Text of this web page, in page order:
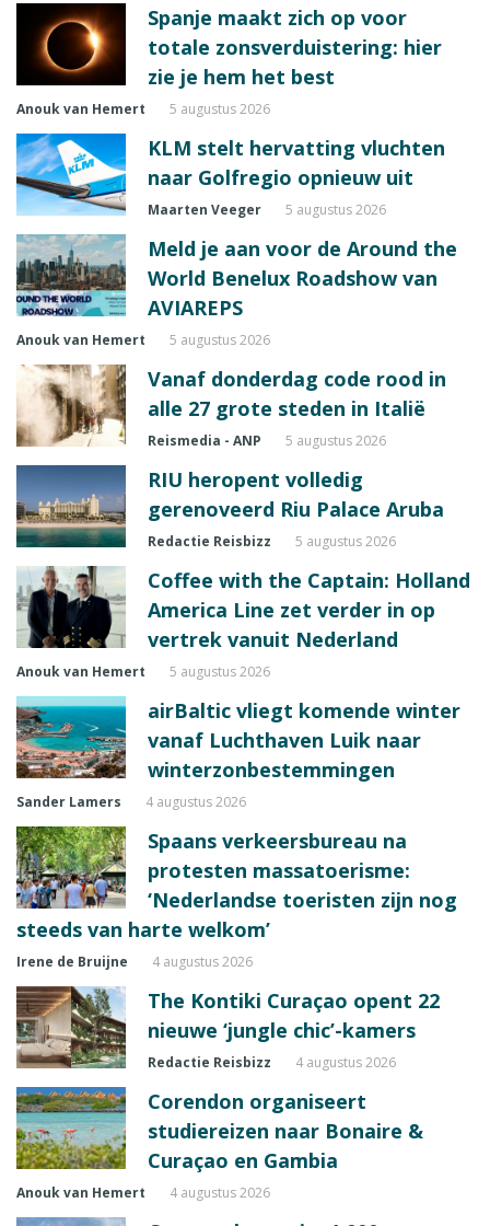
Spanje maakt zich op voor
totale zonsverduistering: hier
zie je hem het best
Anouk van Hemert 5 augustus 2026
KLM stelt hervatting vluchten
naar Golfregio opnieuw uit
Maarten Veeger 5 augustus 2026
Meld je aan voor de Around the
World Benelux Roadshow van
AVIAREPS
Anouk van Hemert 5 augustus 2026
Vanaf donderdag code rood in
alle 27 grote steden in Italië
Reismedia - ANP 5 augustus 2026
RIU heropent volledig
gerenoveerd Riu Palace Aruba
Redactie Reisbizz 5 augustus 2026
Coffee with the Captain: Holland
America Line zet verder in op
vertrek vanuit Nederland
Anouk van Hemert 5 augustus 2026
airBaltic vliegt komende winter
vanaf Luchthaven Luik naar
winterzonbestemmingen
Sander Lamers 4 augustus 2026
Spaans verkeersbureau na
protesten massatoerisme:
‘Nederlandse toeristen zijn nog
steeds van harte welkom’
Irene de Bruijne 4 augustus 2026
The Kontiki Curaçao opent 22
nieuwe ‘jungle chic’-kamers
Redactie Reisbizz 4 augustus 2026
Corendon organiseert
studiereizen naar Bonaire &
Curaçao en Gambia
Anouk van Hemert 4 augustus 2026